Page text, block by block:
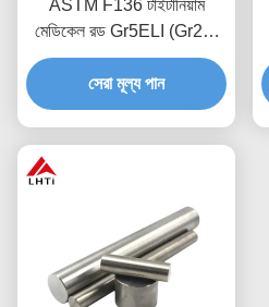
ASTM F136 টাইটানিয়াম
মেডিকেল রড Gr5ELI (Gr23)
3mm-10mm ব্যাসার্ধ টাইটানিয়াম
বার
সেরা মূল্য পান